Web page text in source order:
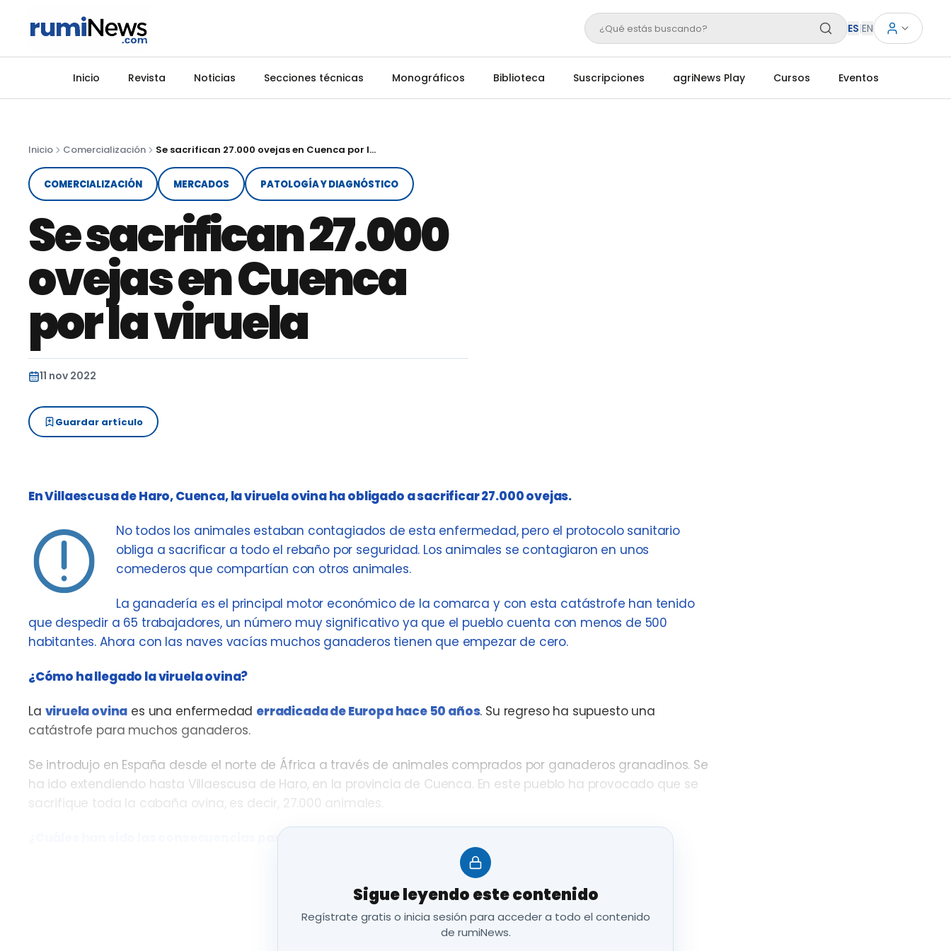
¿Qué estás buscando? ES|EN
Inicio Revista Noticias Secciones técnicas Monográficos Biblioteca Suscripciones agriNews Play Cursos Eventos
Inicio Comercialización Se sacrifican 27.000 ovejas en Cuenca por la viruela
COMERCIALIZACIÓN MERCADOS PATOLOGÍA Y DIAGNÓSTICO
Se sacrifican 27.000
ovejas en Cuenca
por la viruela
11 nov 2022
Guardar artículo
En Villaescusa de Haro, Cuenca, la viruela ovina ha obligado a sacrificar 27.000 ovejas.
No todos los animales estaban contagiados de esta enfermedad, pero el protocolo sanitario
obliga a sacrificar a todo el rebaño por seguridad. Los animales se contagiaron en unos
comederos que compartían con otros animales.
La ganadería es el principal motor económico de la comarca y con esta catástrofe han tenido
que despedir a 65 trabajadores, un número muy significativo ya que el pueblo cuenta con menos de 500
habitantes. Ahora con las naves vacías muchos ganaderos tienen que empezar de cero.
¿Cómo ha llegado la viruela ovina?
La viruela ovina es una enfermedad erradicada de Europa hace 50 años. Su regreso ha supuesto una
catástrofe para muchos ganaderos.
Se introdujo en España desde el norte de África a través de animales comprados por ganaderos granadinos. Se
ha ido extendiendo hasta Villaescusa de Haro, en la provincia de Cuenca. En este pueblo ha provocado que se
sacrifique toda la cabaña ovina, es decir, 27.000 animales.
¿Cuáles han sido las consecuencias para la ganadería de Antonio González?
es ganadero y ha estado rodeado de ovejas desde que nació, hace 61 años. En su granja
criaba 20.000 ovejas. De ellas obtenía la materia prima para elaborar sus propios quesos manchegos y también
vendía para otras diez fábricas. Las ha tenido que sacrificar todas.
Sigue leyendo este contenido
Regístrate gratis o inicia sesión para acceder a todo el contenido
de rumiNews.